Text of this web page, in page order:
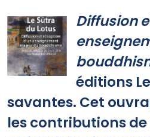
Diffusion
éditions
savantes. Cet
les contributions